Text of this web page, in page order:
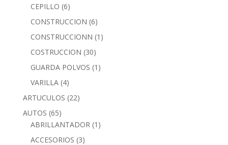
CEPILLO (6)
CONSTRUCCION (6)
CONSTRUCCIONN (1)
COSTRUCCION (30)
GUARDA POLVOS (1)
VARILLA (4)
ARTUCULOS (22)
AUTOS (65)
ABRILLANTADOR (1)
ACCESORIOS (3)